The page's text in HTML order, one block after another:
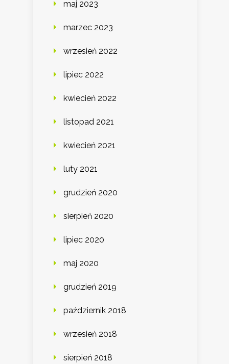
maj 2023
marzec 2023
wrzesień 2022
lipiec 2022
kwiecień 2022
listopad 2021
kwiecień 2021
luty 2021
grudzień 2020
sierpień 2020
lipiec 2020
maj 2020
grudzień 2019
październik 2018
wrzesień 2018
sierpień 2018